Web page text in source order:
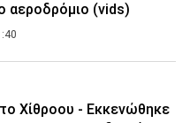
αεροδρόμιο (vids)
Χίθροου - Εκκενώθηκε